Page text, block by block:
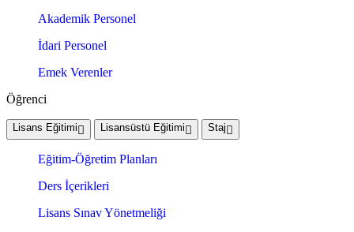
Akademik Personel
İdari Personel
Emek Verenler
Öğrenci
Lisans Eğitimi Lisansüstü Eğitimi Staj
Eğitim-Öğretim Planları
Ders İçerikleri
Lisans Sınav Yönetmeliği